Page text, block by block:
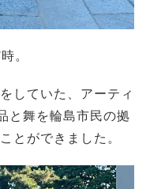
。
していた、アーティ
と舞を輪島市民の拠
とができました。